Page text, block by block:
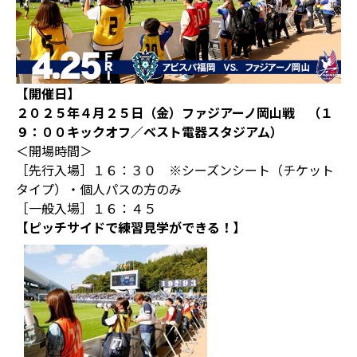
【開催日】
２０２５年４月２５日（金）ファジアーノ岡山戦 （１
９：００キックオフ／ベスト電器スタジアム）
＜開場時間＞
［先行入場］１６：３０ ※シーズンシート（チケット
タイプ）・個人パスの方のみ
［一般入場］１６：４５
【ピッチサイドで練習見学ができる！】